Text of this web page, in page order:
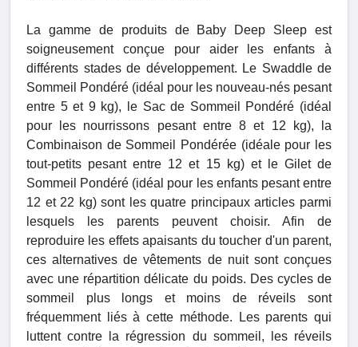
La gamme de produits de Baby Deep Sleep est
soigneusement conçue pour aider les enfants à
différents stades de développement. Le Swaddle de
Sommeil Pondéré (idéal pour les nouveau-nés pesant
entre 5 et 9 kg), le Sac de Sommeil Pondéré (idéal
pour les nourrissons pesant entre 8 et 12 kg), la
Combinaison de Sommeil Pondérée (idéale pour les
tout-petits pesant entre 12 et 15 kg) et le Gilet de
Sommeil Pondéré (idéal pour les enfants pesant entre
12 et 22 kg) sont les quatre principaux articles parmi
lesquels les parents peuvent choisir. Afin de
reproduire les effets apaisants du toucher d'un parent,
ces alternatives de vêtements de nuit sont conçues
avec une répartition délicate du poids. Des cycles de
sommeil plus longs et moins de réveils sont
fréquemment liés à cette méthode. Les parents qui
luttent contre la régression du sommeil, les réveils